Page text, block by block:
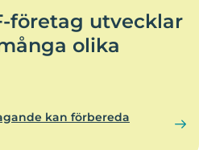
företag utvecklar
olika
kan förbereda